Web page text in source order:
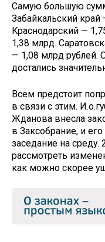
Самую большую
Забайкальский
Краснодарский —
1,38 млрд.
— 1,08 млрд рублей.
достались
Всем предстоит
в связи с этим.
Жданова внесла
в Заксобрание, и
заседание на
рассмотреть
как можно скорее